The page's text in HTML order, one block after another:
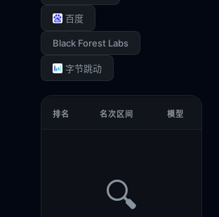
百度
Black Forest Labs
字节跳动
排名 名次区间 模型
🔍